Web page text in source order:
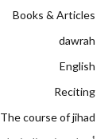
Books & Articles
dawrah
English
Reciting
The course of jihad